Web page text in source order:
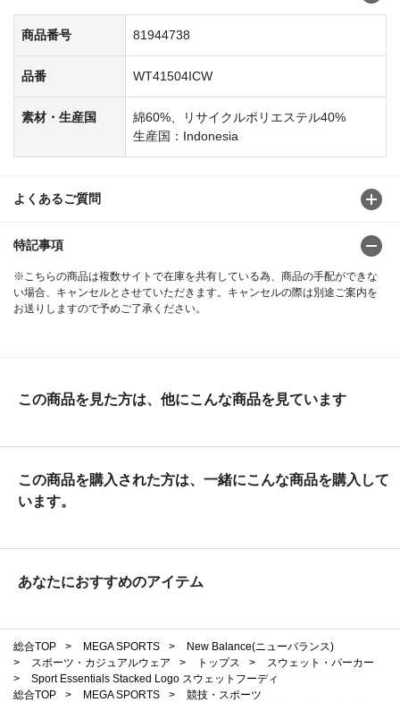
商品番号 81944738
品番 WT41504ICW
素材・生産国
綿60%、リサイクルポリエステル40%
生産国：Indonesia
よくあるご質問
特記事項
※こちらの商品は複数サイトで在庫を共有している為、商品の手配ができな
い場合、キャンセルとさせていただきます。キャンセルの際は別途ご案内を
お送りしますので予めご了承ください。
この商品を見た方は、他にこんな商品を見ています
この商品を購入された方は、一緒にこんな商品を購入して
います。
あなたにおすすめのアイテム
総合TOP > MEGA SPORTS >
New Balance(ニューバランス)
>
スポーツ・カジュアルウェア > トップス >
スウェット・パーカー
>
Sport Essentials Stacked Logo スウェットフーディ
総合TOP
> MEGA SPORTS >
競技・スポーツ